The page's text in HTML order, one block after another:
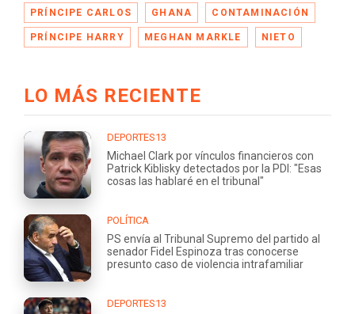
PRÍNCIPE CARLOS GHANA CONTAMINACIÓN
PRÍNCIPE HARRY MEGHAN MARKLE NIETO
LO MÁS RECIENTE
DEPORTES13
Michael Clark por vínculos financieros con
Patrick Kiblisky detectados por la PDI: "Esas
cosas las hablaré en el tribunal"
POLÍTICA
PS envía al Tribunal Supremo del partido al
senador Fidel Espinoza tras conocerse
presunto caso de violencia intrafamiliar
DEPORTES13